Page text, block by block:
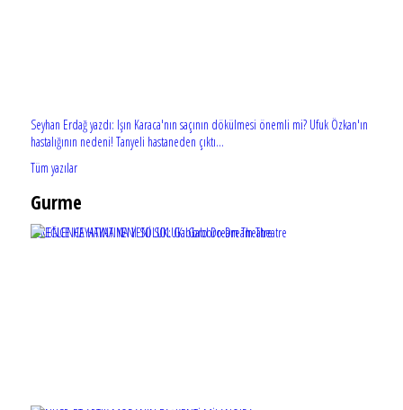
Seyhan Erdağ yazdı: Işın Karaca'nın saçının dökülmesi önemli mi? Ufuk Özkan'ın
hastalığının nedeni! Tanyeli hastaneden çıktı...
Tüm yazılar
Gurme
EĞLENCE HAYATINA YENİ SOLUK: Gabbro Dream Theatre